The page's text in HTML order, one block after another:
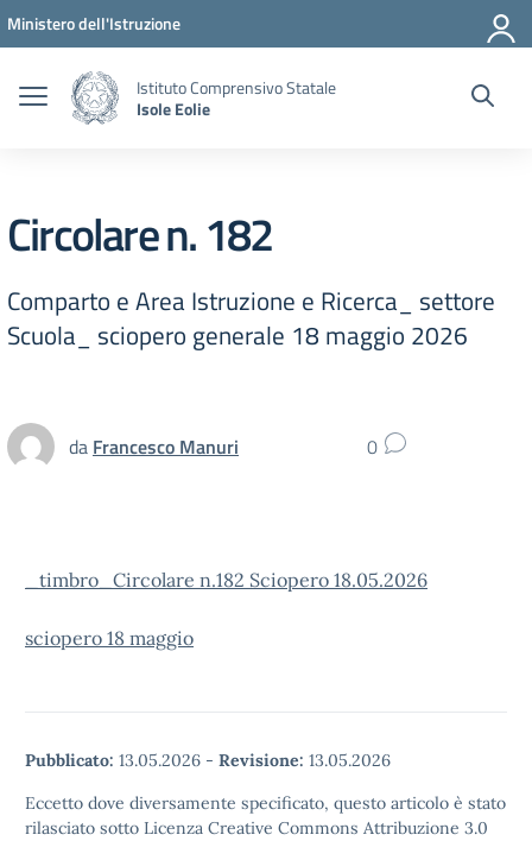
Vai ai contenuti
Vai al menu di navigazione
Vai al footer
Ministero dell'Istruzione
Istituto Comprensivo Statale
Isole Eolie
Circolare n. 182
Comparto e Area Istruzione e Ricerca_ settore
Scuola_ sciopero generale 18 maggio 2026
da Francesco Manuri 0
_timbro_Circolare n.182 Sciopero 18.05.2026
sciopero 18 maggio
Pubblicato: 13.05.2026 - Revisione: 13.05.2026
Eccetto dove diversamente specificato, questo articolo è stato
rilasciato sotto Licenza Creative Commons Attribuzione 3.0